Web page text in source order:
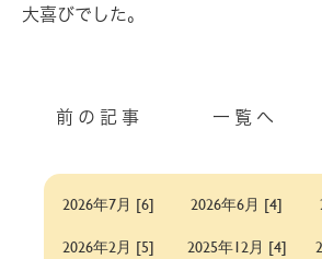
大喜びでした。
前の記事 一覧へ
2026年7月 [6] 2026年6月 [4]
2026年2月 [5]
2025年12月 [4]